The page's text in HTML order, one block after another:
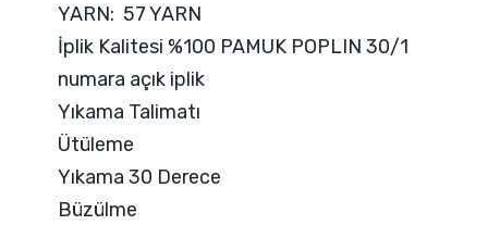
YARN: 57 YARN
İplik Kalitesi %100 PAMUK POPLIN 30/1
numara açık iplik
Yıkama Talimatı
Ütüleme
Yıkama 30 Derece
Büzülme